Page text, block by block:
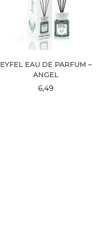
EYFEL EAU DE PARFUM –
ANGEL
6,49